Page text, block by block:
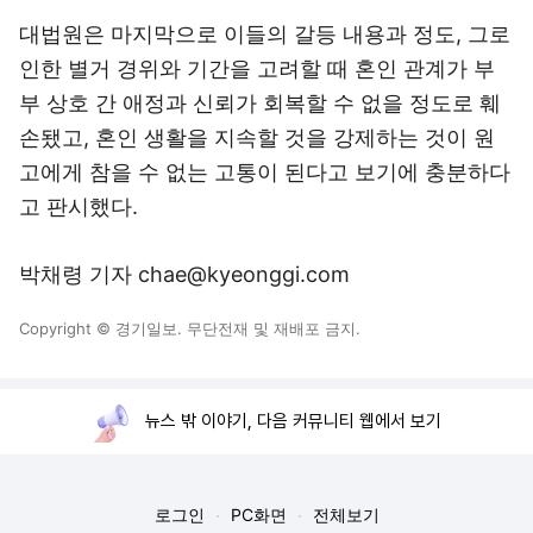
대법원은 마지막으로 이들의 갈등 내용과 정도, 그로
인한 별거 경위와 기간을 고려할 때 혼인 관계가 부
부 상호 간 애정과 신뢰가 회복할 수 없을 정도로 훼
손됐고, 혼인 생활을 지속할 것을 강제하는 것이 원
고에게 참을 수 없는 고통이 된다고 보기에 충분하다
고 판시했다.
박채령 기자 chae@kyeonggi.com
Copyright © 경기일보. 무단전재 및 재배포 금지.
뉴스 밖 이야기, 다음 커뮤니티 웹에서 보기
로그인 PC화면 전체보기